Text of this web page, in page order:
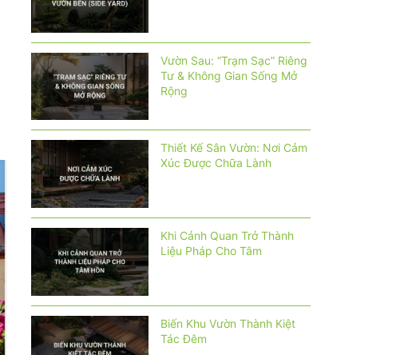
Vườn Sau: “Trạm Sạc” Riêng
Tư & Không Gian Sống Mở
Rộng
Thiết Kế Sân Vườn: Nơi Cảm
Xúc Được Chữa Lành
Khi Cảnh Quan Trở Thành
Liệu Pháp Cho Tâm
Biến Khu Vườn Thành Kiệt
Tác Đêm